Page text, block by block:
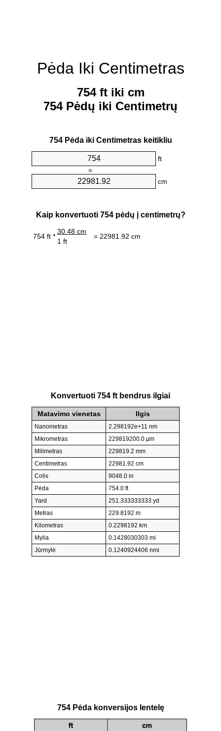
Pėda Iki Centimetras
754 ft iki cm
754 Pėdų iki Centimetrų
754 Pėda iki Centimetras keitikliu
ft
=
cm
Kaip konvertuoti 754 pėdų į centimetrų?
754 ft *
30.48 cm
= 22981.92 cm
1 ft
Konvertuoti 754 ft bendrus ilgiai
Matavimo vienetas Ilgis
Nanometras
2.298192e+11 nm
Mikrometras
229819200.0 µm
Milimetras
229819.2 mm
Centimetras
22981.92 cm
Colis
9048.0 in
Pėda
754.0 ft
Yard
251.333333333 yd
Metras
229.8192 m
Kilometras
0.2298192 km
Mylia
0.1428030303 mi
Jūrmylė
0.1240924406 nmi
754 Pėda konversijos lentelę